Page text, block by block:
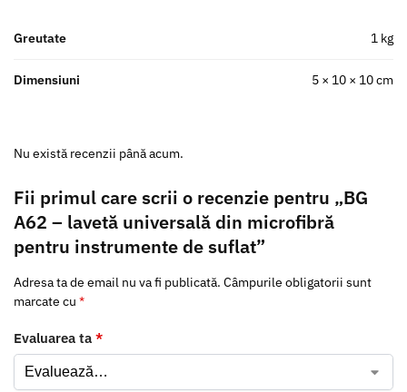
Greutate 1 kg
Dimensiuni 5 × 10 × 10 cm
Nu există recenzii până acum.
Fii primul care scrii o recenzie pentru „BG
A62 – lavetă universală din microfibră
pentru instrumente de suflat”
Adresa ta de email nu va fi publicată. Câmpurile obligatorii sunt
marcate cu *
Evaluarea ta *